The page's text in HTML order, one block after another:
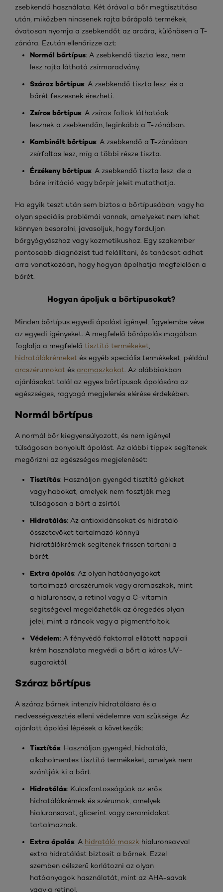
zsebkendő használata. Két órával a bőr megtisztítása
után, miközben nincsenek rajta bőrápoló termékek,
óvatosan nyomja a zsebkendőt az arcára, különösen a T-
zónára. Ezután ellenőrizze azt:
Normál bőrtípus: A zsebkendő tiszta lesz, nem
lesz rajta látható zsírmaradvány.
Száraz bőrtípus: A zsebkendő tiszta lesz, és a
bőrét feszesnek érezheti.
Zsíros bőrtípus: A zsíros foltok láthatóak
lesznek a zsebkendőn, leginkább a T-zónában.
Kombinált bőrtípus: A zsebkendő a T-zónában
zsírfoltos lesz, míg a többi része tiszta.
Érzékeny bőrtípus: A zsebkendő tiszta lesz, de a
bőre irritáció vagy bőrpír jeleit mutathatja.
Ha egyik teszt után sem biztos a bőrtípusában, vagy ha
olyan speciális problémái vannak, amelyeket nem lehet
könnyen besorolni, javasoljuk, hogy forduljon
bőrgyógyászhoz vagy kozmetikushoz. Egy szakember
pontosabb diagnózist tud felállítani, és tanácsot adhat
arra vonatkozóan, hogy hogyan ápolhatja megfelelően a
bőrét.
Hogyan ápoljuk a bőrtípusokat?
Minden bőrtípus egyedi ápolást igényel, figyelembe véve
az egyedi igényeket. A megfelelő bőrápolás magában
foglalja a megfelelő tisztító termékeket
hidratálókrémeket és egyéb speciális termékeket, például
arcszérumokat és arcmaszkokat. Az alábbiakban
ajánlásokat talál az egyes bőrtípusok ápolására az
egészséges, ragyogó megjelenés elérése érdekében.
Normál bőrtípus
A normál bőr kiegyensúlyozott, és nem igényel
túlságosan bonyolult ápolást. Az alábbi tippek segítenek
megőrizni az egészséges megjelenését:
Tisztítás: Használjon gyengéd tisztító géleket
vagy habokat, amelyek nem fosztják meg
túlságosan a bőrt a zsírtól.
Hidratálás: Az antioxidánsokat és hidratáló
összetevőket tartalmazó könnyű
hidratálókrémek segítenek frissen tartani a
bőrét.
Extra ápolás: Az olyan hatóanyagokat
tartalmazó arcszérumok vagy arcmaszkok, mint
a hialuronsav, a retinol vagy a C-vitamin
segítségével megelőzhetők az öregedés olyan
jelei, mint a ráncok vagy a pigmentfoltok.
Védelem: A fényvédő faktorral ellátott nappali
krém használata megvédi a bőrt a káros UV-
sugaraktól.
Száraz bőrtípus
A száraz bőrnek intenzív hidratálásra és a
nedvességvesztés elleni védelemre van szüksége. Az
ajánlott ápolási lépések a következők:
Tisztítás: Használjon gyengéd, hidratáló,
alkoholmentes tisztító termékeket, amelyek nem
szárítják ki a bőrt.
Hidratálás: Kulcsfontosságúak az erős
hidratálókrémek és szérumok, amelyek
hialuronsavat, glicerint vagy ceramidokat
tartalmaznak.
Extra ápolás: A hidratáló maszk hialuronsavval
extra hidratálást biztosít a bőrnek. Ezzel
szemben célszerű korlátozni az olyan
hatóanyagok használatát, mint az AHA-savak
vagy a retinol.